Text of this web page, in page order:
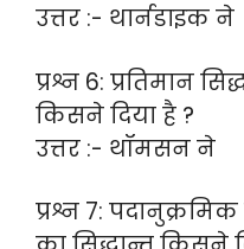
उत्तर :- थार्नडाइक ने
प्रश्न 6: प्रतिमान
किसने दिया है ?
उत्तर :- थॉमसन ने
प्रश्न 7: